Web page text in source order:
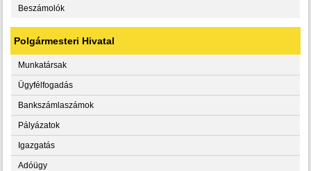
Beszámolók
Polgármesteri Hivatal
Munkatársak
Ügyfélfogadás
Bankszámlaszámok
Pályázatok
Igazgatás
Adóügy